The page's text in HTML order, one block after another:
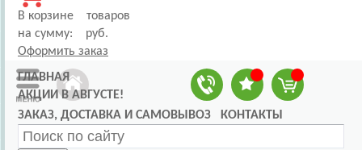
В корзине
товаров
на сумму:
руб.
Оформить заказ
ГЛАВНАЯ
АКЦИИ В АВГУСТЕ!
ЗАКАЗ, ДОСТАВКА И САМОВЫВОЗ
КОНТАКТЫ